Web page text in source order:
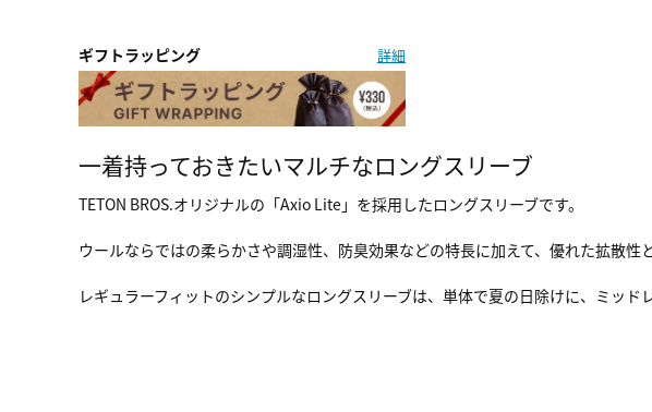
ギフトラッピング 詳細
一着持っておきたいマルチなロングスリーブ
TETON BROS.オリジナルの「Axio Lite」を採用したロングスリーブです。
ウールならではの柔らかさや調湿性、防臭効果などの特長に加えて、優れた拡散性
レギュラーフィットのシンプルなロングスリーブは、単体で夏の日除けに、ミッド